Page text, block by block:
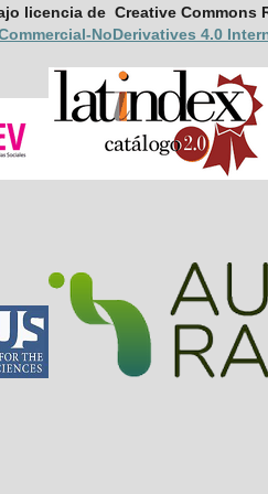
licencia de Creative Commons
NoDerivatives 4.0